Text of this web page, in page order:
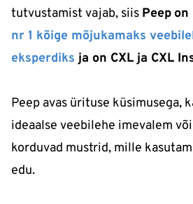
tutvustamist vajab, siis Peep on
nr 1 kõige mõjukamaks
eksperdiks ja on CXL ja CXL
Peep avas ürituse küsimusega,
ideaalse veebilehe imevalem
korduvad mustrid, mille
edu.